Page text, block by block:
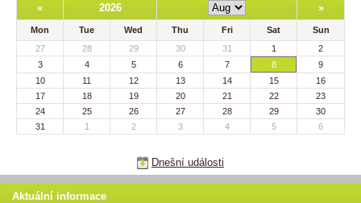
« 2026 »
Mon Tue Wed Thu Fri Sat
Sun
27
28 29 30 31 1
2
3
4 5 6 7 8
9
10
11 12 13 14 15
16
17
18 19 20 21 22
23
24
25 26 27 28 29
30
31
1 2 3 4 5 6
Dnešní události
Aktuální informace